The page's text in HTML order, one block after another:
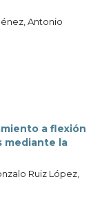
Antonio
a flexión
mediante la
Ruiz López,